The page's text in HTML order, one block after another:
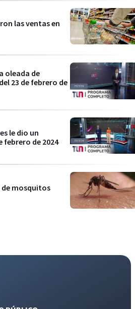
las ventas en
oleada de
23 de febrero de
le dio un
febrero de 2024
mosquitos